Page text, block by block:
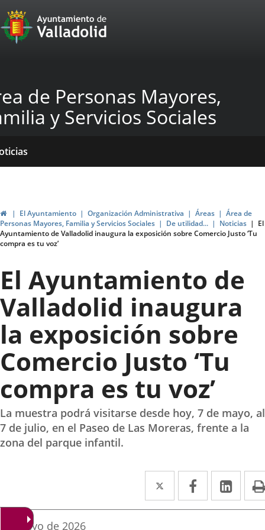
Portal
Web
Ayuntamiento
de
Valladolid
de Personas Mayores,
y Servicios Sociales
InicioEl Ayuntamiento Organización Administrativa Áreas
Área de
Personas Mayores, Familia y Servicios Sociales
De utilidad... Noticias
El
Ayuntamiento de Valladolid inaugura la exposición sobre Comercio Justo ‘Tu
compra es tu voz’
El Ayuntamiento de
Valladolid inaugura
la exposición sobre
Comercio Justo ‘Tu
compra es tu voz’
La muestra podrá visitarse desde hoy, 7 de mayo, al
7 de julio, en el Paseo de Las Moreras, frente a la
zona del parque infantil.
Twitter
Enlace
a
Facebook
Enlace
a
a
mayo de 2026